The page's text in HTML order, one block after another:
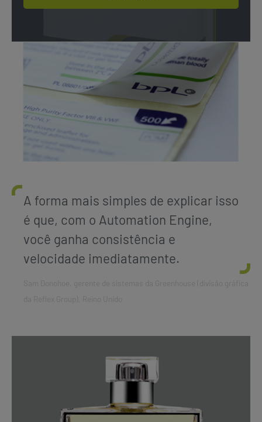
A forma mais simples de explicar isso
é que, com o Automation Engine,
você ganha consistência e
velocidade imediatamente.